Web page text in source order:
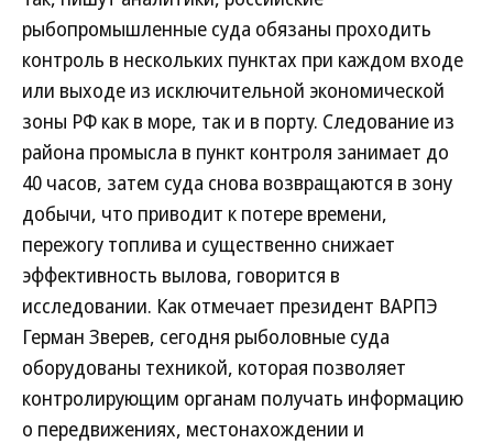
рыбопромышленные суда обязаны проходить
контроль в нескольких пунктах при каждом входе
или выходе из исключительной экономической
зоны РФ как в море, так и в порту. Следование из
района промысла в пункт контроля занимает до
40 часов, затем суда снова возвращаются в зону
добычи, что приводит к потере времени,
пережогу топлива и существенно снижает
эффективность вылова, говорится в
исследовании. Как отмечает президент ВАРПЭ
Герман Зверев, сегодня рыболовные суда
оборудованы техникой, которая позволяет
контролирующим органам получать информацию
о передвижениях, местонахождении и